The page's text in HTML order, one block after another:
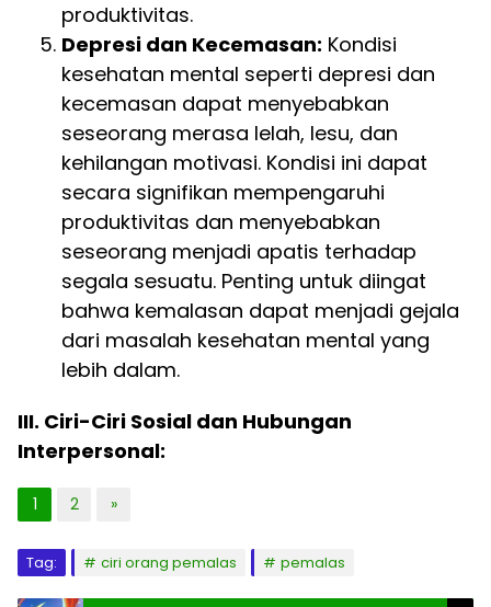
produktivitas.
Depresi dan Kecemasan: Kondisi
kesehatan mental seperti depresi dan
kecemasan dapat menyebabkan
seseorang merasa lelah, lesu, dan
kehilangan motivasi. Kondisi ini dapat
secara signifikan mempengaruhi
produktivitas dan menyebabkan
seseorang menjadi apatis terhadap
segala sesuatu. Penting untuk diingat
bahwa kemalasan dapat menjadi gejala
dari masalah kesehatan mental yang
lebih dalam.
III. Ciri-Ciri Sosial dan Hubungan
Interpersonal:
1 2 »
Tag: ciri orang pemalas pemalas